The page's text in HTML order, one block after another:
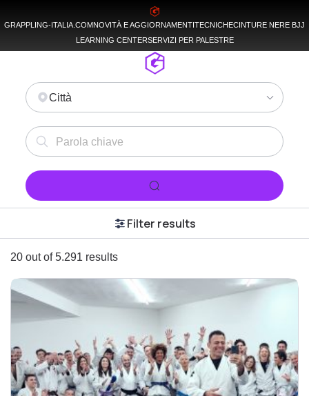
GRAPPLING-ITALIA.COMNOVITÀ E AGGIORNAMENTITECNICHECINTURE NERE BJJ
LEARNING CENTERSERVIZI PER PALESTRE
Città
Filter results
20 out of 5.291 results